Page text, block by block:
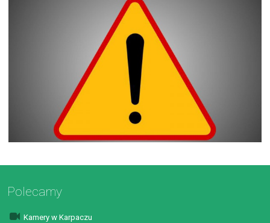
Polecamy
Kamery w Karpaczu